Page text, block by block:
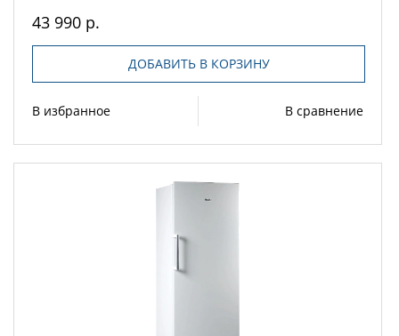
43 990 р.
ДОБАВИТЬ В КОРЗИНУ
В избранное В сравнение